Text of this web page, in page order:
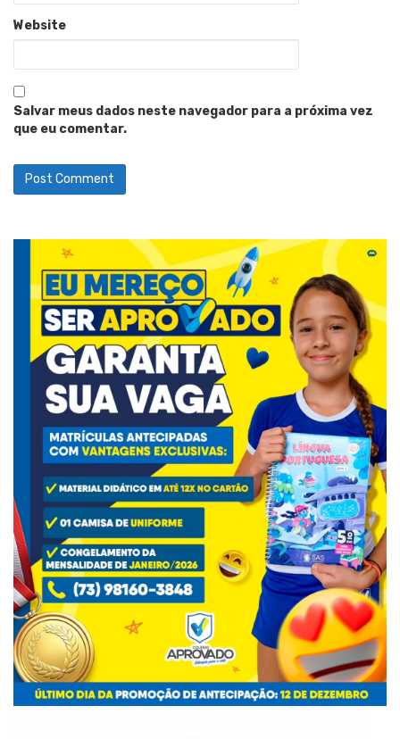
Website
Salvar meus dados neste navegador para a próxima vez
que eu comentar.